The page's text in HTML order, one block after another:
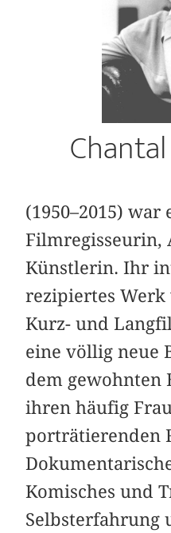
(1950–2015) war
Filmregisseurin,
Künstlerin. Ihr
rezipiertes Werk
Kurz- und
eine völlig neue
dem gewohnten
ihren häufig
porträtierenden
Komisches und
Selbsterfahrung